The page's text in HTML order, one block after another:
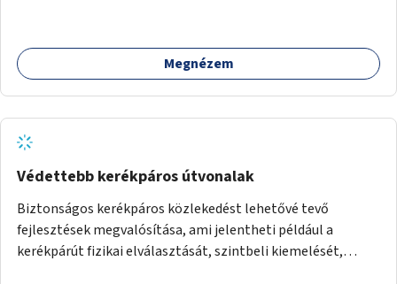
civil/szakmai szervezeti háttérrel. A program a közvetlen
segítségen, biztonságnyújtáson kívül gazdálkodásba is
szemléletformálást is céljának tekinti.
Megnézem
Védettebb kerékpáros útvonalak
Biztonságos kerékpáros közlekedést lehetővé tevő
fejlesztések megvalósítása, ami jelentheti például a
kerékpárút fizikai elválasztását, szintbeli kiemelését,